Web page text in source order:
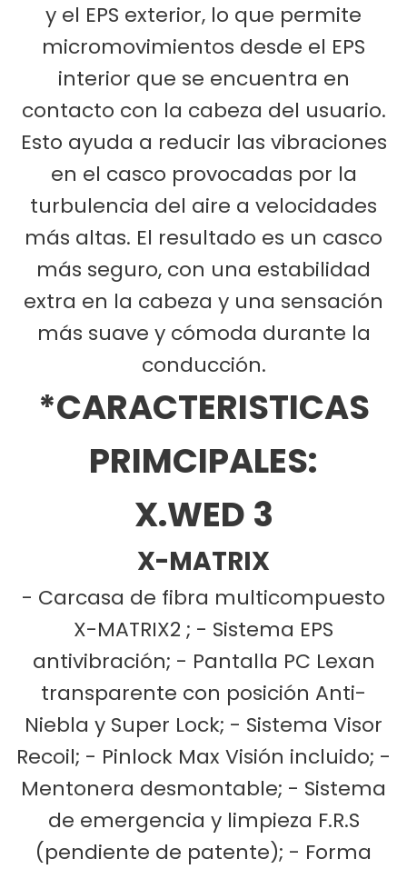
y el EPS exterior, lo que permite
micromovimientos desde el EPS
interior que se encuentra en
contacto con la cabeza del usuario.
Esto ayuda a reducir las vibraciones
en el casco provocadas por la
turbulencia del aire a velocidades
más altas. El resultado es un casco
más seguro, con una estabilidad
extra en la cabeza y una sensación
más suave y cómoda durante la
conducción.
*CARACTERISTICAS
PRIMCIPALES:
X.WED 3
X-MATRIX
- Carcasa de fibra multicompuesto
X-MATRIX2 ; - Sistema EPS
antivibración; - Pantalla PC Lexan
transparente con posición Anti-
Niebla y Super Lock; - Sistema Visor
Recoil; - Pinlock Max Visión incluido; -
Mentonera desmontable; - Sistema
de emergencia y limpieza F.R.S
(pendiente de patente); - Forma